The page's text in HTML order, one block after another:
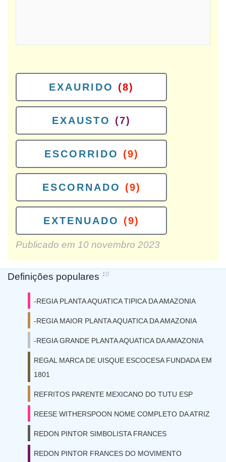
EXAURIDO (8)
EXAUSTO (7)
ESCORRIDO (9)
ESCORNADO (9)
EXTENUADO (9)
Publicado em 10 novembro 2023
Definições populares 10
-REGIA PLANTA AQUATICA TIPICA DA AMAZONIA
-REGIA MAIOR PLANTA AQUATICA DA AMAZONIA
-REGIA GRANDE PLANTA AQUATICA DA AMAZONIA
REGAL MARCA DE UISQUE ESCOCESA FUNDADA EM
1801
REFRITOS PARENTE MEXICANO DO TUTU ESP
REESE WITHERSPOON NOME COMPLETO DA ATRIZ
REDON PINTOR SIMBOLISTA FRANCES
REDON PINTOR FRANCES DO MOVIMENTO